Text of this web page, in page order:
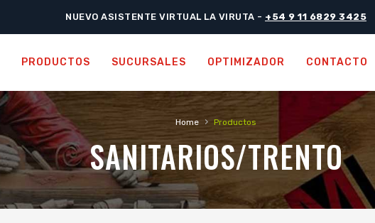
NUEVO ASISTENTE VIRTUAL LA VIRUTA - +54 9 11 6829 3425
PRODUCTOS SUCURSALES OPTIMIZADOR CONTACTO
Home › Productos
SANITARIOS/TRENTO